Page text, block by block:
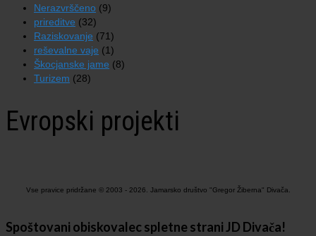
Nerazvrščeno (9)
prireditve (32)
Raziskovanje (71)
reševalne vaje (1)
Škocjanske jame (8)
Turizem (28)
Evropski projekti
Vse pravice pridržane © 2003 - 2026. Jamarsko društvo "Gregor Žiberna" Divača.
Spoštovani obiskovalec spletne strani JD Divača!